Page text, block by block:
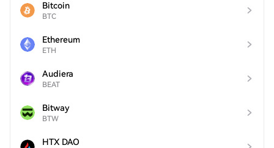
Bitcoin
BTC
Ethereum
ETH
Audiera
BEAT
Bitway
BTW
HTX DAO